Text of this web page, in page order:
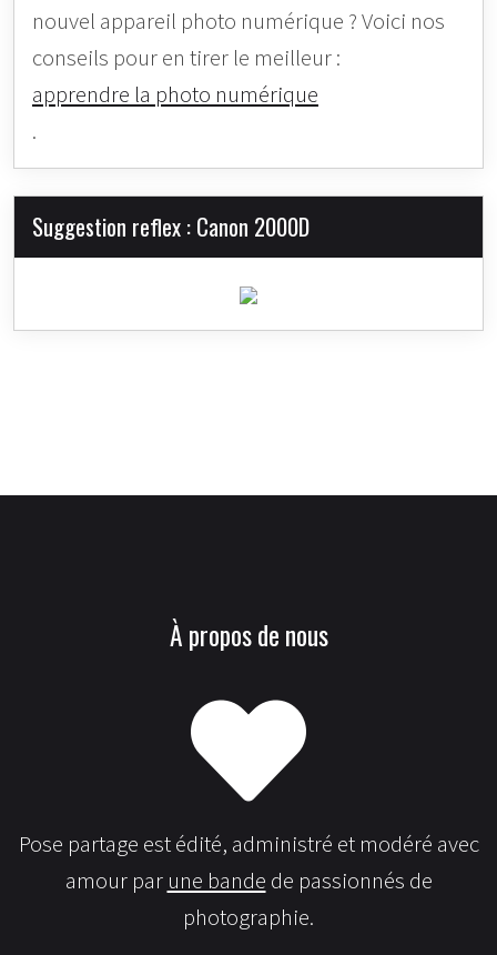
nouvel appareil photo numérique ? Voici nos
conseils pour en tirer le meilleur :
apprendre la photo numérique
.
Suggestion reflex : Canon 2000D
À propos de nous
Pose partage est édité, administré et modéré avec
amour par une bande de passionnés de
photographie.